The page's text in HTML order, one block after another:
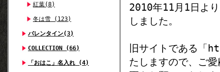
紅葉(8)
冬は雪 (123)
バレンタイン(3)
COLLECTION (66)
「おはこ」名入れ (4)
2010年11月1日よ
しました。
旧サイトである
たしますので、ご